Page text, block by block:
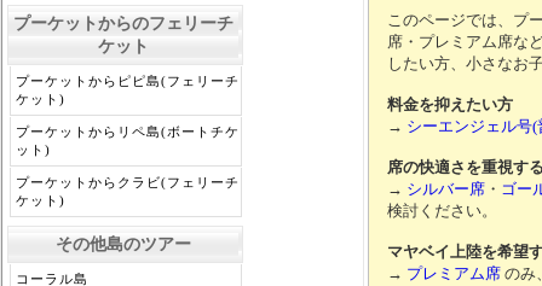
プーケットからのフェリーチ
ケット
プーケットからピピ島(フェリーチ
ケット)
プーケットからリペ島(ボートチケ
ット)
プーケットからクラビ(フェリーチ
ケット)
その他島のツアー
コーラル島
このページでは、プ
席・プレミアム席な
したい方、小さなお
料金を抑えたい方
→ シーエンジェル号(
席の快適さを重視す
→ シルバー席 ・ ゴー
検討ください。
マヤベイ上陸を希望
→ プレミアム席 のみ